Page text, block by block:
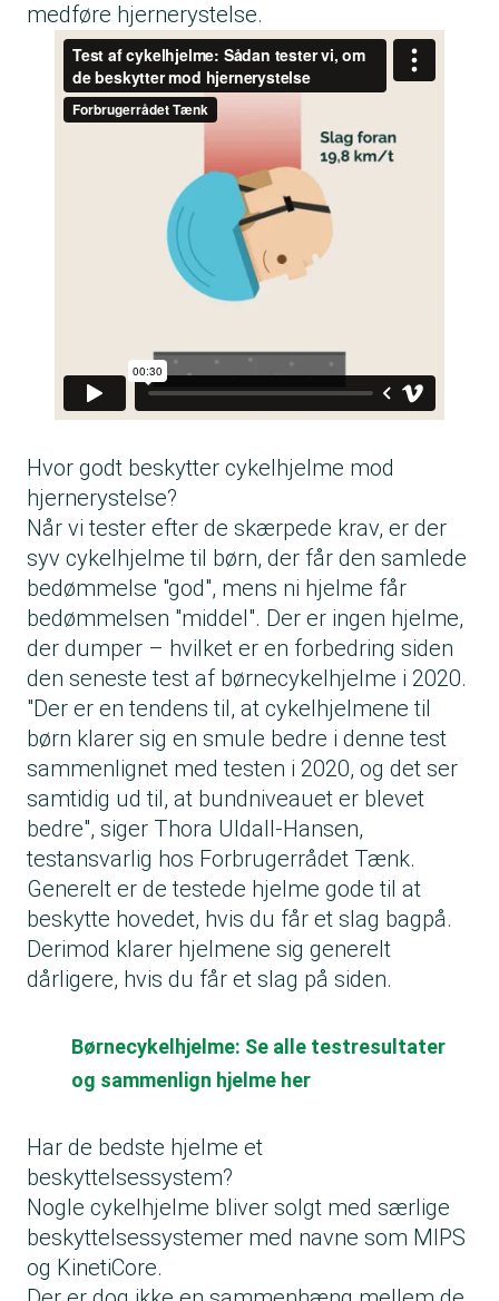
medføre hjernerystelse.
Hvor godt beskytter cykelhjelme mod
hjernerystelse?
Når vi tester efter de skærpede krav, er der
syv cykelhjelme til børn, der får den samlede
bedømmelse "god", mens ni hjelme får
bedømmelsen "middel". Der er ingen hjelme,
der dumper – hvilket er en forbedring siden
den seneste test af børnecykelhjelme i 2020.
"Der er en tendens til, at cykelhjelmene til
børn klarer sig en smule bedre i denne test
sammenlignet med testen i 2020, og det ser
samtidig ud til, at bundniveauet er blevet
bedre", siger Thora Uldall-Hansen,
testansvarlig hos Forbrugerrådet Tænk.
Generelt er de testede hjelme gode til at
beskytte hovedet, hvis du får et slag bagpå.
Derimod klarer hjelmene sig generelt
dårligere, hvis du får et slag på siden.
Børnecykelhjelme: Se alle testresultater
og sammenlign hjelme her
Har de bedste hjelme et
beskyttelsessystem?
Nogle cykelhjelme bliver solgt med særlige
beskyttelsessystemer med navne som MIPS
og KinetiCore.